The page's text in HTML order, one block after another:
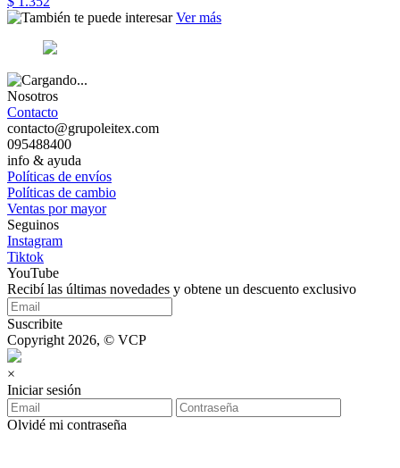
Ver más
Nosotros
Contacto
contacto@grupoleitex.com
095488400
info & ayuda
Políticas de envíos
Políticas de cambio
Ventas por mayor
Seguinos
Instagram
Tiktok
YouTube
Recibí las últimas novedades y obtene un descuento exclusivo
Suscribite
Copyright 2026, © VCP
×
Iniciar sesión
Olvidé mi contraseña